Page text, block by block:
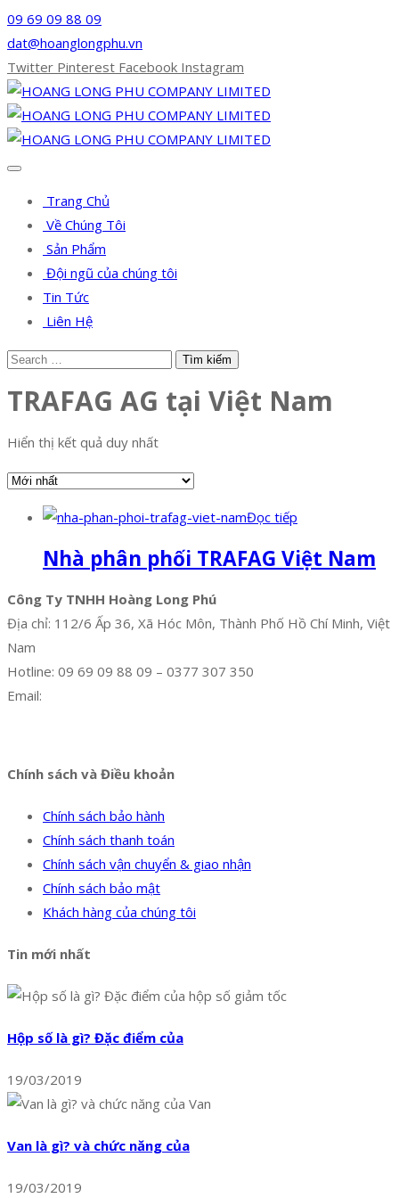
09 69 09 88 09
dat@hoanglongphu.vn
Twitter Pinterest Facebook Instagram
Trang Chủ
Về Chúng Tôi
Sản Phẩm
Đội ngũ của chúng tôi
Tin Tức
Liên Hệ
TRAFAG AG tại Việt Nam
Hiển thị kết quả duy nhất
Đọc tiếp
Nhà phân phối TRAFAG Việt Nam
Công Ty TNHH Hoàng Long Phú
Địa chỉ: 112/6 Ấp 36, Xã Hóc Môn, Thành Phố Hồ Chí Minh, Việt
Nam
Hotline: 09 69 09 88 09 – 0377 307 350
Email:
Chính sách và Điều khoản
Chính sách bảo hành
Chính sách thanh toán
Chính sách vận chuyển & giao nhận
Chính sách bảo mật
Khách hàng của chúng tôi
Tin mới nhất
Hộp số là gì? Đặc điểm của
19/03/2019
Van là gì? và chức năng của
19/03/2019